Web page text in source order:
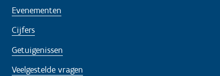
Evenementen
Cijfers
Getuigenissen
Veelgestelde vragen